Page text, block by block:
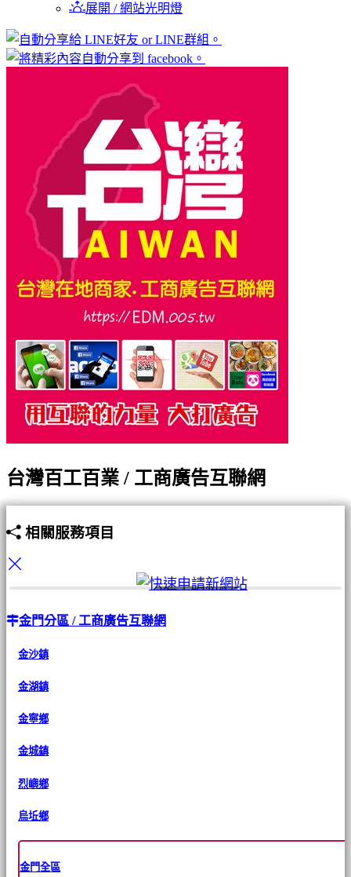
展開 / 網站光明燈
台灣百工百業 / 工商廣告互聯網
相關服務項目
金門分區 / 工商廣告互聯網
金沙鎮
金湖鎮
金寧鄉
金城鎮
烈嶼鄉
烏坵鄉
金門全區